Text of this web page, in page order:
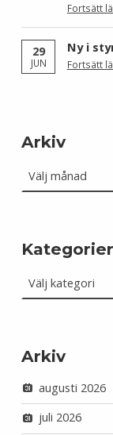
Fortsätt
29
JUN
Ny i
Fortsätt
Arkiv
Kategorier
Arkiv
augusti 2026
juli 2026